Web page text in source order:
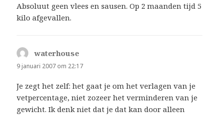
Absoluut geen vlees en sausen. Op 2 maanden tijd 5
kilo afgevallen.
waterhouse
9 januari 2007 om 22:17
Je zegt het zelf: het gaat je om het verlagen van je
vetpercentage, niet zozeer het verminderen van je
gewicht. Ik denk niet dat je dat kan door alleen